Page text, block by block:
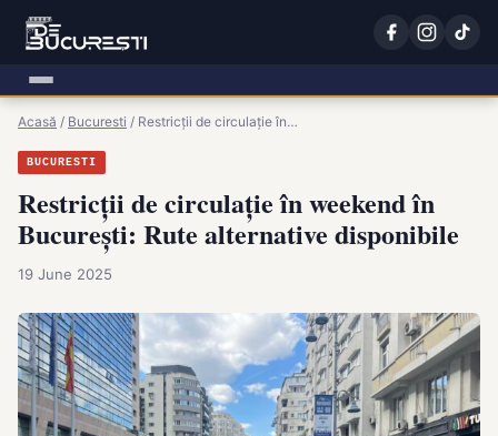
Acasă / Bucuresti / Restricții de circulație în…
BUCURESTI
Restricții de circulație în weekend în
București: Rute alternative disponibile
19 June 2025